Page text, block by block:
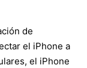
de
el iPhone a
el iPhone